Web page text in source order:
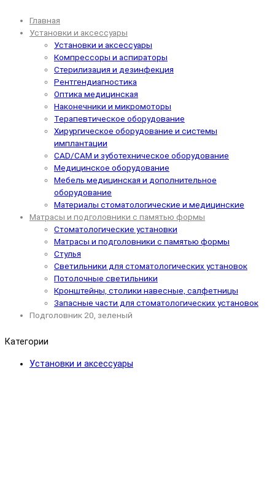
Главная
Установки и аксессуары
Установки и аксессуары
Компрессоры и аспираторы
Стерилизация и дезинфекция
Рентгендиагностика
Оптика медицинская
Наконечники и микромоторы
Терапевтическое оборудование
Хирургическое оборудование и системы
имплантации
CAD/CAM и зуботехническое оборудование
Медицинское оборудование
Мебель медицинская и дополнительное
оборудование
Материалы стоматологические и медицинские
Матрасы и подголовники с памятью формы
Стоматологические установки
Матрасы и подголовники с памятью формы
Стулья
Светильники для стоматологических установок
Потолочные светильники
Кронштейны, столики навесные, салфетницы
Запасные части для стоматологических установок
Подголовник 20, зеленый
Категории
Установки и аксессуары